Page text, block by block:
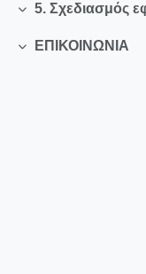
Collapse
Collapse
EΠΙΚΟΙΝΩΝΙΑ